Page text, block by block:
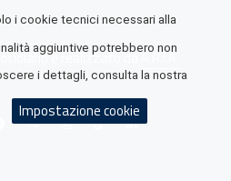
è realizzato daA.R.I.A.
i cookie tecnici necessari alla
aggiuntive potrebbero non
i dettagli, consulta la nostra
Impostazione cookie